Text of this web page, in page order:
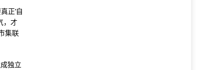
正‘自
，才
集联
独立